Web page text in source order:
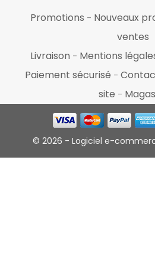
Promotions Nouveaux
ventes
Livraison
Mentions
Paiement sécurisé
site
© 2026 - Logiciel e-